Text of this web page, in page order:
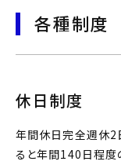
各種制度
休日制度
年間休日完全週休2
ると年間140日程度